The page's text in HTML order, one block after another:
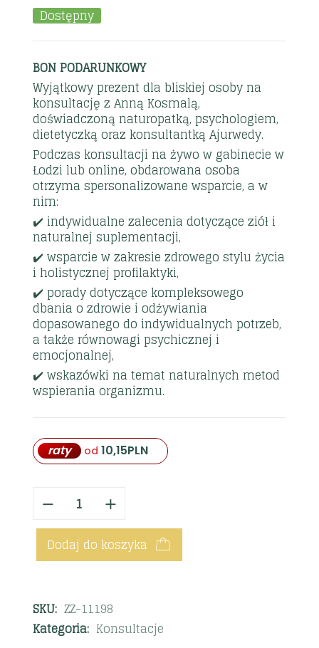
Dostępny
BON PODARUNKOWY
Wyjątkowy prezent dla bliskiej osoby na
konsultację z Anną Kosmalą,
doświadczoną naturopatką, psychologiem,
dietetyczką oraz konsultantką Ajurwedy.
Podczas konsultacji na żywo w gabinecie w
Łodzi lub online, obdarowana osoba
otrzyma spersonalizowane wsparcie, a w
nim:
✔️ indywidualne zalecenia dotyczące ziół i
naturalnej suplementacji,
✔️ wsparcie w zakresie zdrowego stylu życia
i holistycznej profilaktyki,
✔️ porady dotyczące kompleksowego
dbania o zdrowie i odżywiania
dopasowanego do indywidualnych potrzeb,
a także równowagi psychicznej i
emocjonalnej,
✔️ wskazówki na temat naturalnych metod
wspierania organizmu.
raty od 10,15PLN
Dodaj do koszyka
SKU: ZZ-11198
Kategoria: Konsultacje